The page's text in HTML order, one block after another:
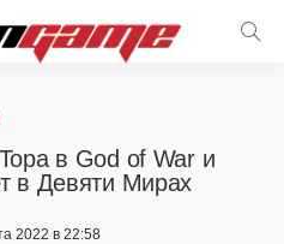
в God of War и
в Девяти Мирах
2022 в 22:58